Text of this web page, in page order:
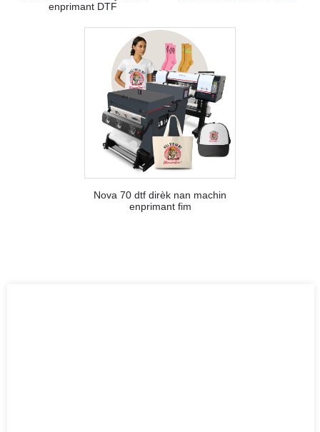
enprimant DTF
Nova 70 dtf dirèk nan machin
enprimant fim